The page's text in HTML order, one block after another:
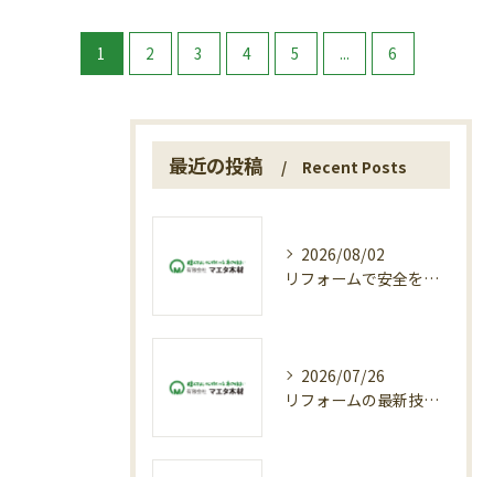
1 2 3 4 5 ... 6
最近の投稿 Recent Posts
2026/08/02
リフォームで安全を守る業者選びとトラブル回避の安心ガイド
2026/07/26
リフォームの最新技術で快適な住まいを実現する鳥取県鳥取市八頭郡八頭町の省エネリフォーム完全ガイド